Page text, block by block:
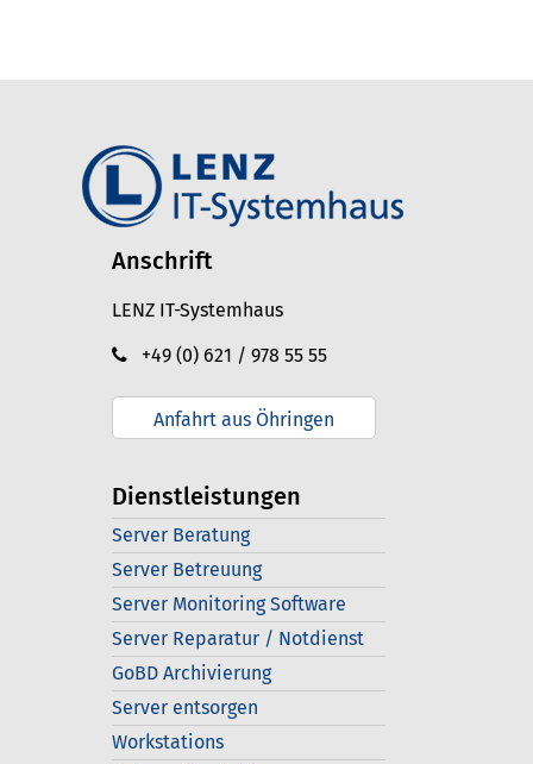
Anschrift
LENZ IT-Systemhaus
+49 (0) 621 / 978 55 55
Anfahrt aus Öhringen
Dienstleistungen
Server Beratung
Server Betreuung
Server Monitoring Software
Server Reparatur / Notdienst
GoBD Archivierung
Server entsorgen
Workstations